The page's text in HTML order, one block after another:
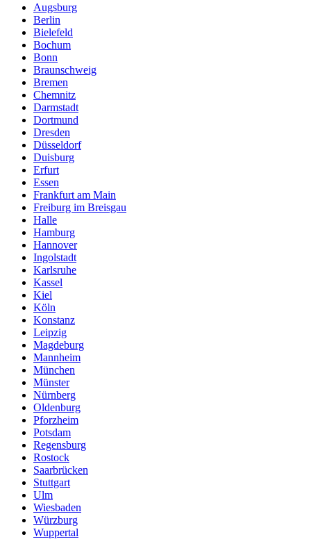
Augsburg
Berlin
Bielefeld
Bochum
Bonn
Braunschweig
Bremen
Chemnitz
Darmstadt
Dortmund
Dresden
Düsseldorf
Duisburg
Erfurt
Essen
Frankfurt am Main
Freiburg im Breisgau
Halle
Hamburg
Hannover
Ingolstadt
Karlsruhe
Kassel
Kiel
Köln
Konstanz
Leipzig
Magdeburg
Mannheim
München
Münster
Nürnberg
Oldenburg
Pforzheim
Potsdam
Regensburg
Rostock
Saarbrücken
Stuttgart
Ulm
Wiesbaden
Würzburg
Wuppertal